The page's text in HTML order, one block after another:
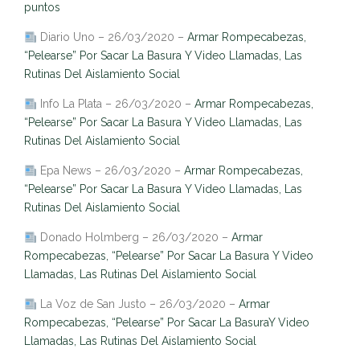
puntos
Diario Uno – 26/03/2020 – Armar Rompecabezas,
“Pelearse” Por Sacar La Basura Y Video Llamadas, Las
Rutinas Del Aislamiento Social
Info La Plata – 26/03/2020 – Armar Rompecabezas,
“Pelearse” Por Sacar La Basura Y Video Llamadas, Las
Rutinas Del Aislamiento Social
Epa News – 26/03/2020 – Armar Rompecabezas,
“Pelearse” Por Sacar La Basura Y Video Llamadas, Las
Rutinas Del Aislamiento Social
Donado Holmberg – 26/03/2020 – Armar
Rompecabezas, “Pelearse” Por Sacar La Basura Y Video
Llamadas, Las Rutinas Del Aislamiento Social
La Voz de San Justo – 26/03/2020 – Armar
Rompecabezas, “Pelearse” Por Sacar La BasuraY Video
Llamadas, Las Rutinas Del Aislamiento Social